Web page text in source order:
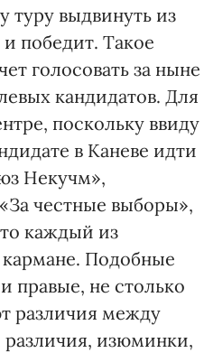
выдвинуть из
победит. Такое
голосовать за ныне
кандидатов. Для
поскольку ввиду
в Каневе идти
Некучм»,
честные выборы»,
каждый из
кармане. Подобные
правые, не столько
различия между
изюминки,